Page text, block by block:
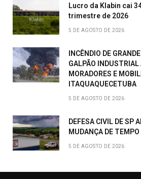
Lucro da Klabin cai
trimestre de 2026
5 DE AGOSTO DE 2026
INCÊNDIO DE
GALPÃO
MORADORES E
ITAQUAQUECETUBA
5 DE AGOSTO DE 2026
DEFESA CIVIL DE SP
MUDANÇA DE TEMPO
5 DE AGOSTO DE 2026